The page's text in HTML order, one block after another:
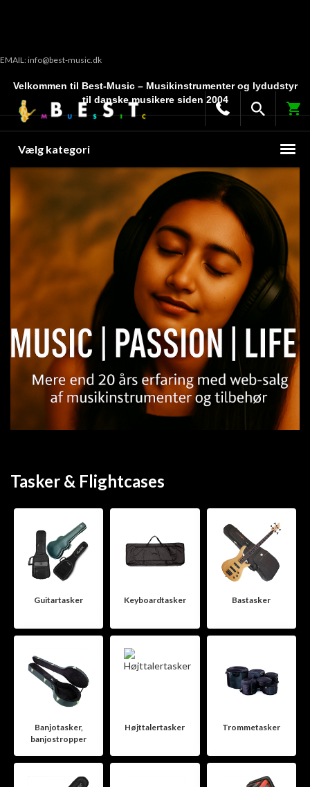
EMAIL: info@best-music.dk
Velkommen til Best-Music – Musikinstrumenter og lydudstyr
til danske musikere siden 2004
Vælg kategori
Tasker & Flightcases
Guitartasker Keyboardtasker Bastasker
Banjotasker,
banjostropper
Højttalertasker Trommetasker